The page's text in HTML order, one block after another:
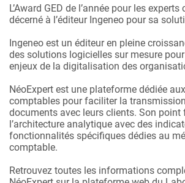
L’Award GED de l’année pour les
décerné à l’éditeur Ingeneo pour sa
Ingeneo est un éditeur en pleine
des solutions logicielles sur mesure
enjeux de la digitalisation des
NéoExpert est une plateforme dédiée
comptables pour faciliter la
documents avec leurs clients. Son point
l’architecture analytique avec des
fonctionnalités spécifiques dédies au
comptable.
Retrouvez toutes les informations